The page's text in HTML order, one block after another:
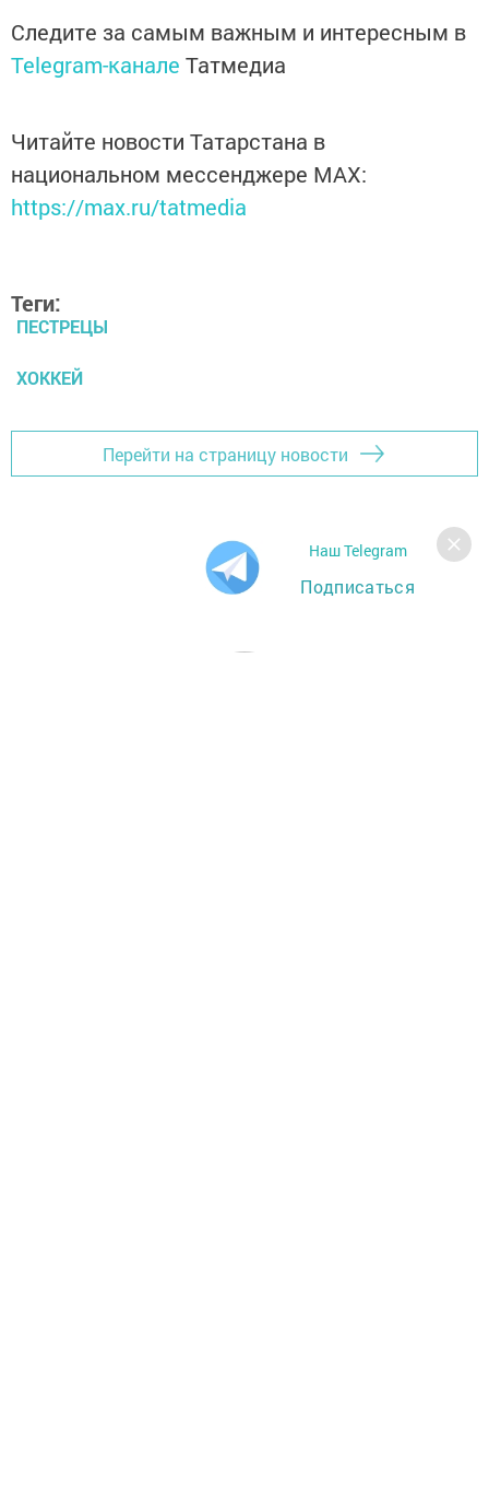
Следите за самым важным и интересным в
Telegram-канале Татмедиа
Читайте новости Татарстана в
национальном мессенджере MАХ:
https://max.ru/tatmedia
Теги:
ПЕСТРЕЦЫ
ХОККЕЙ
Перейти на страницу новости
Наш Telegram
Подписаться